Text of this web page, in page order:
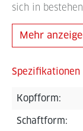
sich in
Mehr
Spezifikationen
Kopfform:
Schaftform: